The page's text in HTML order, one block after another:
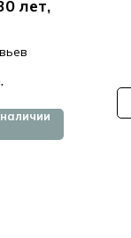
лет,